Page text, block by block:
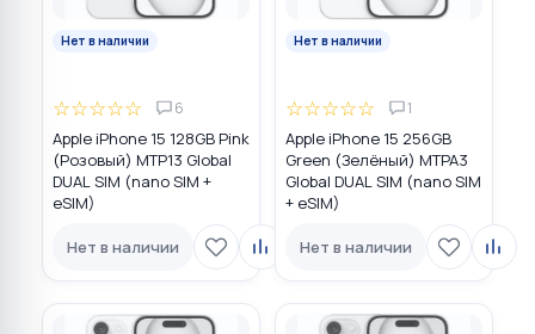
Нет в наличии
☆☆☆☆☆ 6
Apple iPhone 15 128GB Pink
(Розовый) MTP13 Global
DUAL SIM (nano SIM +
eSIM)
Нет в наличии
Нет в наличии
☆☆☆☆☆ 1
Apple iPhone 15 256GB
Green (Зелёный) MTPA3
Global DUAL SIM (nano SIM
+ eSIM)
Нет в наличии